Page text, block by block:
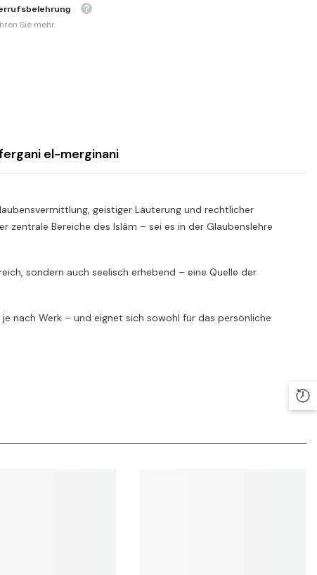
Sie mehr.
el-merginani
geistiger Läuterung und rechtlicher
Bereiche des Islâm – sei es in der Glaubenslehre
sondern auch seelisch erhebend – eine Quelle der
nach Werk – und eignet sich sowohl für das persönliche